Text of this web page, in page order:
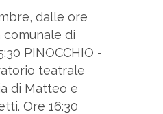
dalle ore
comunale di
PINOCCHIO -
teatrale
di Matteo e
Ore 16:30